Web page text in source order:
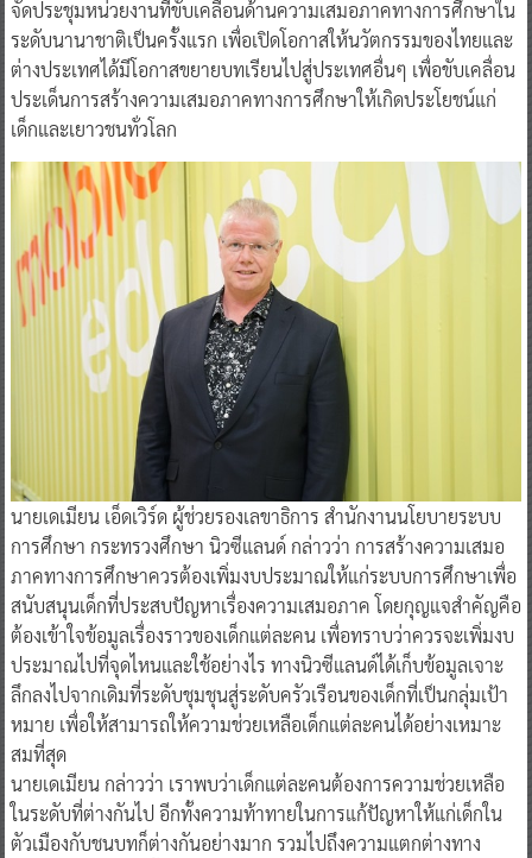
จัดประชุมหน่วยงานที่ขับเคลื่อนด้านความเสมอภาคทางการศึกษาใน
ระดับนานาชาติเป็นครั้งแรก เพื่อเปิดโอกาสให้นวัตกรรมของไทยและ
ต่างประเทศได้มีโอกาสขยายบทเรียนไปสู่ประเทศอื่นๆ เพื่อขับเคลื่อน
ประเด็นการสร้างความเสมอภาคทางการศึกษาให้เกิดประโยชน์แก่
เด็กและเยาวชนทั่วโลก
นายเดเมียน เอ็ดเวิร์ด ผู้ช่วยรองเลขาธิการ สำนักงานนโยบายระบบ
การศึกษา กระทรวงศึกษา นิวซีแลนด์ กล่าวว่า การสร้างความเสมอ
ภาคทางการศึกษาควรต้องเพิ่มงบประมาณให้แก่ระบบการศึกษาเพื่อ
สนับสนุนเด็กที่ประสบปัญหาเรื่องความเสมอภาค โดยกุญแจสำคัญคือ
ต้องเข้าใจข้อมูลเรื่องราวของเด็กแต่ละคน เพื่อทราบว่าควรจะเพิ่มงบ
ประมาณไปที่จุดไหนและใช้อย่างไร ทางนิวซีแลนด์ได้เก็บข้อมูลเจาะ
ลึกลงไปจากเดิมที่ระดับชุมชุนสู่ระดับครัวเรือนของเด็กที่เป็นกลุ่มเป้า
หมาย เพื่อให้สามารถให้ความช่วยเหลือเด็กแต่ละคนได้อย่างเหมาะ
สมที่สุด
นายเดเมียน กล่าวว่า เราพบว่าเด็กแต่ละคนต้องการความช่วยเหลือ
ในระดับที่ต่างกันไป อีกทั้งความท้าทายในการแก้ปัญหาให้แก่เด็กใน
ตัวเมืองกับชนบทก็ต่างกันอย่างมาก รวมไปถึงความแตกต่างทาง